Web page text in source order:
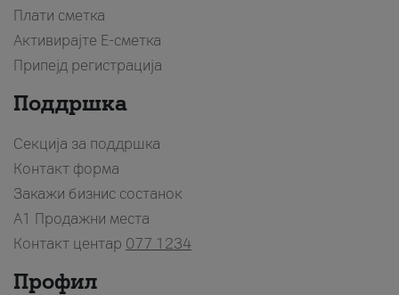
Плати сметка
Активирајте Е-сметка
Припејд регистрација
Поддршка
Секција за поддршка
Контакт форма
Закажи бизнис состанок
A1 Продажни места
Контакт центар 077 1234
Профил